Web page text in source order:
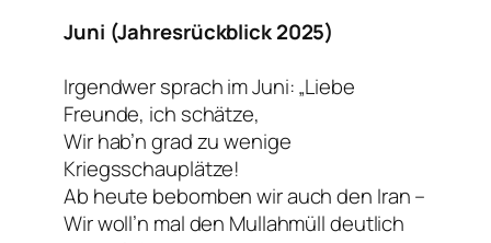
Juni (Jahresrückblick 2025)
Irgendwer sprach im Juni: „Liebe
Freunde, ich schätze,
Wir hab’n grad zu wenige
Kriegsschauplätze!
Ab heute bebomben wir auch den Iran –
Wir woll’n mal den Mullahmüll deutlich